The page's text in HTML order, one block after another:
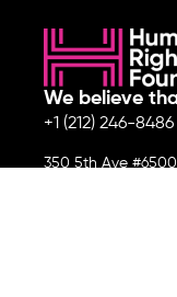
We believe
+1 (212) 246-8486
350 5th Ave